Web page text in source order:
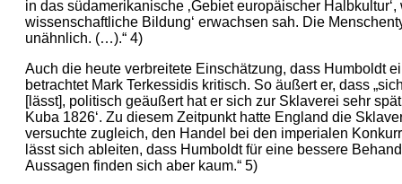
in das südamerikanische ‚Gebiet europäischer
wissenschaftliche Bildung‘ erwachsen sah. Die
unähnlich. (…).“ 4)
Auch die heute verbreitete Einschätzung, dass Humboldt
betrachtet Mark Terkessidis kritisch. So äußert er, dass
[lässt], politisch geäußert hat er sich zur Sklaverei sehr
Kuba 1826‘. Zu diesem Zeitpunkt hatte England die
versuchte zugleich, den Handel bei den imperialen
lässt sich ableiten, dass Humboldt für eine bessere
Aussagen finden sich aber kaum.“ 5)